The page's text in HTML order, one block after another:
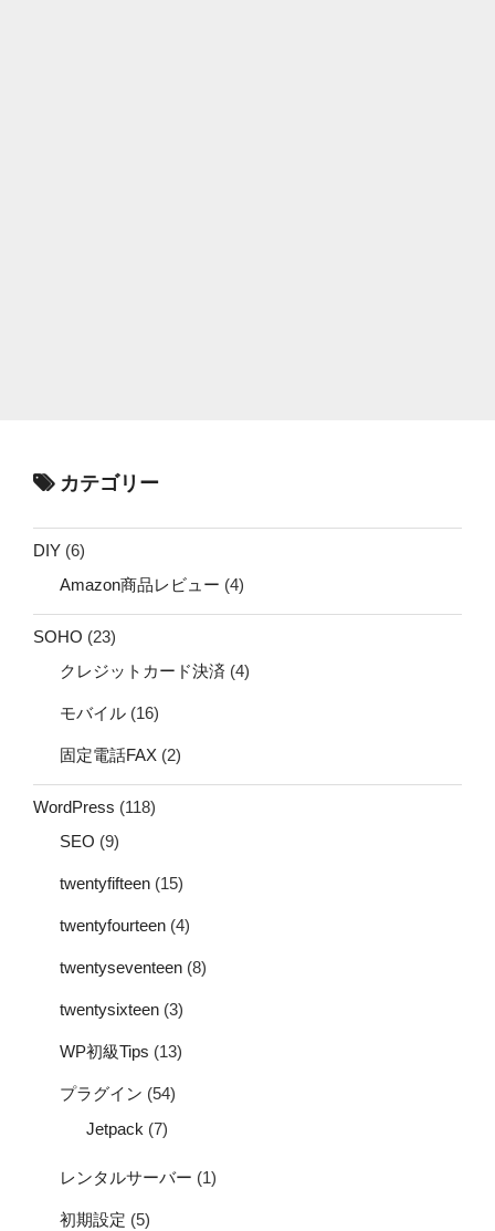
カテゴリー
DIY (6)
Amazon商品レビュー (4)
SOHO (23)
クレジットカード決済 (4)
モバイル (16)
固定電話FAX (2)
WordPress (118)
SEO (9)
twentyfifteen (15)
twentyfourteen (4)
twentyseventeen (8)
twentysixteen (3)
WP初級Tips (13)
プラグイン (54)
Jetpack (7)
レンタルサーバー (1)
初期設定 (5)